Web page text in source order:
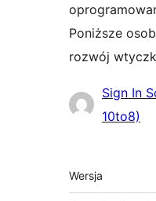
Poniższe
rozwój
Zaangażowani
Sign In
10to8)
Meta
Wersja